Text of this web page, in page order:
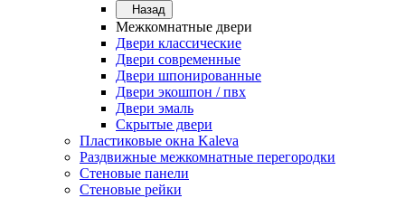
Назад
Межкомнатные двери
Двери классические
Двери современные
Двери шпонированные
Двери экошпон / пвх
Двери эмаль
Скрытые двери
Пластиковые окна Kaleva
Раздвижные межкомнатные перегородки
Стеновые панели
Стеновые рейки